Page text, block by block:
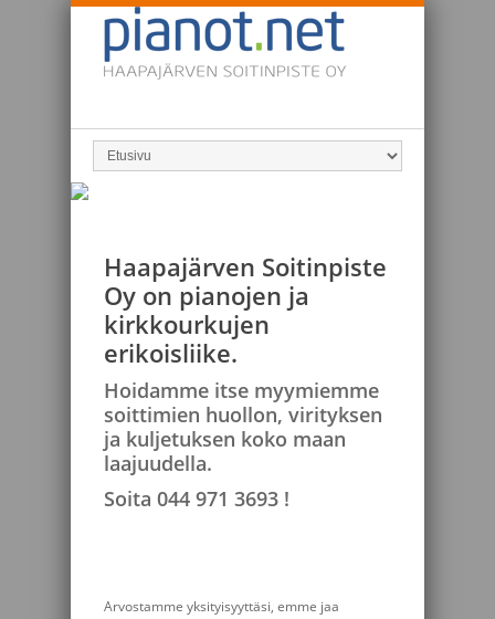
Haapajärven Soitinpiste
Oy on pianojen ja
kirkkourkujen
erikoisliike.
Hoidamme itse myymiemme
soittimien huollon, virityksen
ja kuljetuksen koko maan
laajuudella.
Soita 044 971 3693 !
Arvostamme yksityisyyttäsi, emme jaa